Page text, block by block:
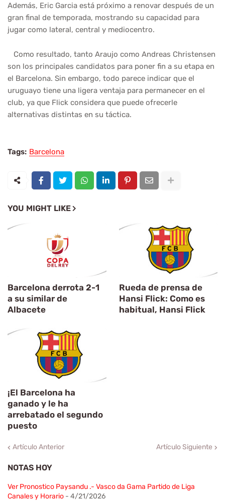
Además, Eric Garcia está próximo a renovar después de un
gran final de temporada, mostrando su capacidad para
jugar como lateral, central y mediocentro.
Como resultado, tanto Araujo como Andreas Christensen
son los principales candidatos para poner fin a su etapa en
el Barcelona. Sin embargo, todo parece indicar que el
uruguayo tiene una ligera ventaja para permanecer en el
club, ya que Flick considera que puede ofrecerle
alternativas distintas en su táctica.
Tags: Barcelona
YOU MIGHT LIKE
Barcelona derrota 2-1
a su similar de
Albacete
Rueda de prensa de
Hansi Flick: Como es
habitual, Hansi Flick
¡El Barcelona ha
ganado y le ha
arrebatado el segundo
puesto
Artículo Anterior Artículo Siguiente
NOTAS HOY
Ver Pronostico Paysandu .- Vasco da Gama Partido de Liga
Canales y Horario - 4/21/2026